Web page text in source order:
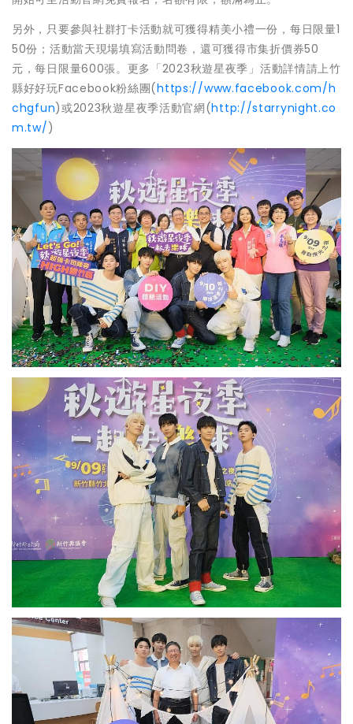
另外，只要參與社群打卡活動就可獲得精美小禮一份，每日限量1
50份；活動當天現場填寫活動問卷，還可獲得市集折價券50
元，每日限量600張。更多「2023秋遊星夜季」活動詳情請上竹
縣好好玩Facebook粉絲團(https://www.facebook.com/h
chgfun)或2023秋遊星夜季活動官網(http://starrynight.co
m.tw/)